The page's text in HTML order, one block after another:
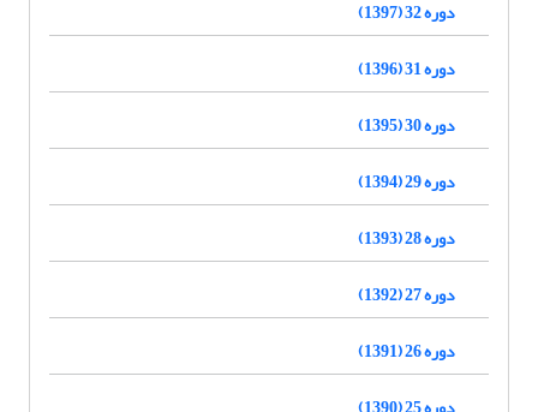
دوره 32 (1397)
دوره 31 (1396)
دوره 30 (1395)
دوره 29 (1394)
دوره 28 (1393)
دوره 27 (1392)
دوره 26 (1391)